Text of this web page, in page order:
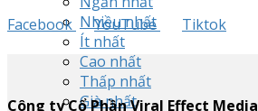
Nhiều nhất
Ít nhất
Cao nhất
Thấp nhất
Già nhất
Facebook
YouTube Tiktok
Công ty Cổ Phần Viral Effect Media